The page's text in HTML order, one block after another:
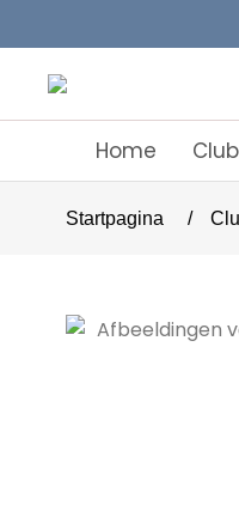
Home
Startpagina /